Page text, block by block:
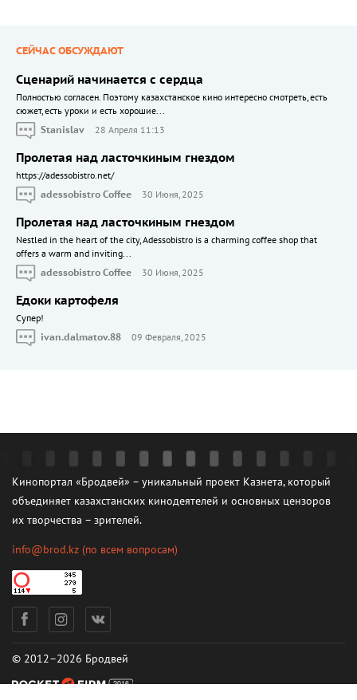
СЕЙЧАС ОБСУЖДАЮТ
Сценарий начинается с сердца
Полностью согласен. Поэтому казахстанское кино интересно смотреть, есть
сюжет, есть уроки и есть хорошие...
Stanislav
28 Апреля 11:13
Пролетая над ласточкиным гнездом
https://adessobistro.net/
adessobistro Coffee
30 Июня, 2025
Пролетая над ласточкиным гнездом
Nestled in the heart of the city, Adessobistro is a charming coffee shop that
offers a warm and inviting...
adessobistro Coffee
30 Июня, 2025
Едоки картофеля
Cупер!
ivan.dalmatov.88
09 Февраля, 2025
Кинопортал «Бродвей» – уникальный проект Казнета, который
объединяет казахстанских кинодеятелей и основных цензоров
их творчества – зрителей.
info@brod.kz (по всем вопросам)
© 2012–2026 Бродвей